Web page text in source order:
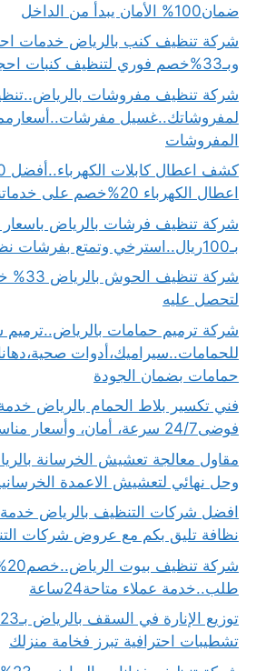
ضمان100% الأمان يبدأ من الداخل
وبـ33%خصم فوري لتنظيف كنبات احجز الآن
شركة تنظيف مفروشات
لمفروشاتك..غسيل
المفروشات
اعطال الكهرباء 20%خصم على خدماتنا
شركة تنظيف فرشات بالرياض باسعار
بـ100ريال..استرخي وتمتع بفرشات نظيفة
شركة
لتحصل عليه
شركة ترميم حمامات
للحمامات..سيراميك،أدوات
حمامات بضمان الجودة
فني تكسير بلاط الحمام بالرياض
فوضى24/7 سرعة، أمان، وأسعار مناسبة للجميع
وحل نهائي لتعشيش الاعمدة
نظافة تليق بكم مع عروض شركات
طلب..خدمة عملاء متاحة24ساعة
تشطيبات احترافية تبرز فخامة منزلك